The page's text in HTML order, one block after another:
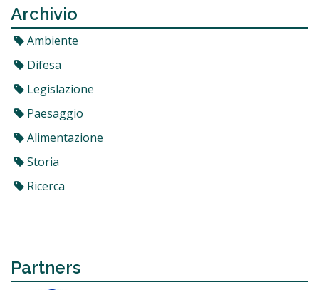
Archivio
Ambiente
Difesa
Legislazione
Paesaggio
Alimentazione
Storia
Ricerca
Partners